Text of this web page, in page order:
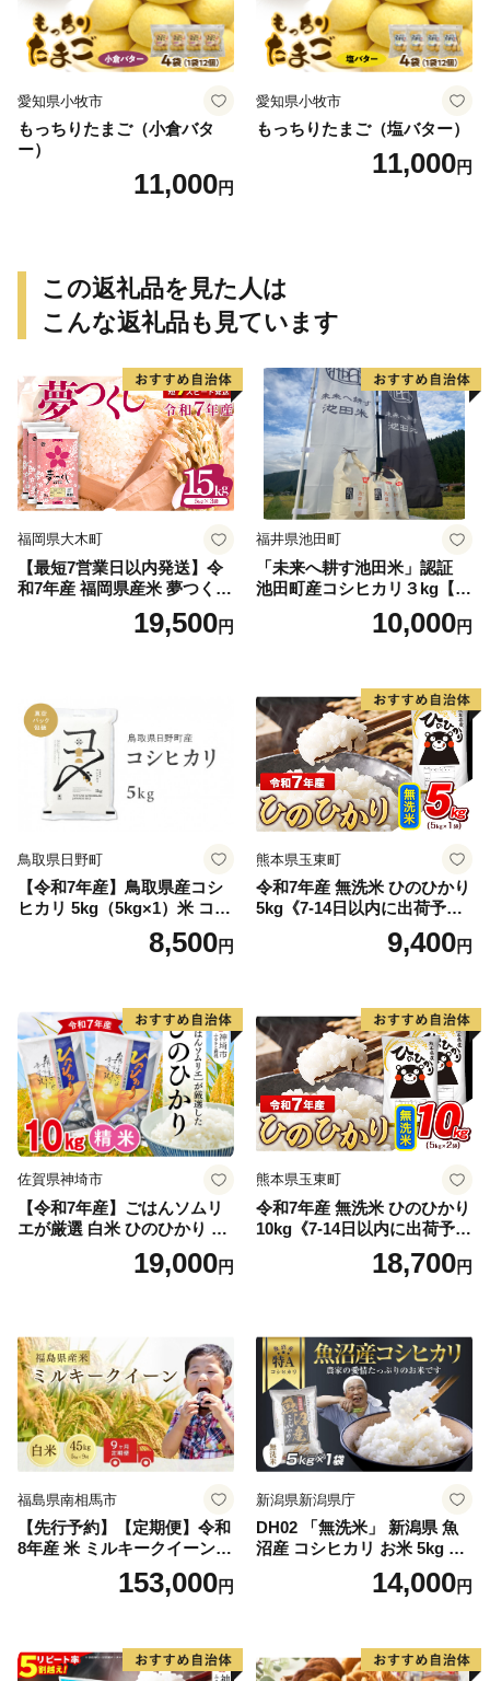
愛知県小牧市
もっちりたまご（小倉バタ
ー）
11,000円
愛知県小牧市
もっちりたまご（塩バター）
11,000円
この返礼品を見た人は
こんな返礼品も見ています
福岡県大木町
【最短7営業日以内発送】令
和7年産 福岡県産米 夢つくし
15kg 精米 ※北海道・沖縄・
19,500円
福井県池田町
「未来へ耕す池田米」認証
池田町産コシヒカリ３kg【お
1人様につき３セットまで】
10,000円
鳥取県日野町
【令和7年産】鳥取県産コシ
ヒカリ 5kg（5kg×1）米 コシ
ヒカリ こしひかり お米 白米
精米 5キロ おこめ こめ コメ
野町産 Elevation
8,500円
熊本県玉東町
令和7年産 無洗米 ひのひかり
5kg《7-14日以内に出荷予定
(土日祝除く)》コメ 米 無洗米
高レビュー｜人気米 熊本県
9,400円
佐賀県神埼市
【令和7年産】ごはんソムリ
エが厳選 白米 ひのひかり 10
米 10kg 5kg×2 ひのひかり ブ
19,000円
熊本県玉東町
令和7年産 無洗米 ひのひかり
10kg《7-14日以内に出荷予定
(土日祝除く)》コメ 米 無洗米
令和7年産 高レビュー｜人気
18,700円
福島県南相馬市
【先行予約】【定期便】令和
8年産 米 ミルキークイーン
白米 45kg (5kg×9回) | ミルキ
ークイーン 米5kg 福島 福島
福島県 南相馬市 cu006-ae
153,000円
新潟県新潟県庁
DH02 「無洗米」 新潟県 魚
沼産 コシヒカリ お米 5kg こ
しひかり 精米 米（お米の美
味しい炊き方ガイド付き）
14,000円